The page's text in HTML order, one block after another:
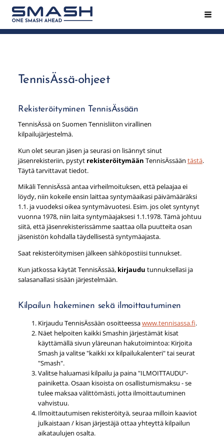
Siirry
sivun
sisältöön
Smash ry - Suomen suurin mailapeliseura
TennisÄssä-ohjeet
Rekisteröityminen TennisÄssään
TennisÄssä on Suomen Tennisliiton virallinen
kilpailujärjestelmä.
Kun olet seuran jäsen ja seurasi on lisännyt sinut
jäsenrekisteriin, pystytrekisteröitymään TennisÄssään tästä.
Täytä tarvittavat tiedot.
Mikäli TennisÄssä antaa virheilmoituksen, että pelaajaa ei
löydy, niin kokeile ensin laittaa syntymäaikasi päivämääräksi
1.1. ja vuodeksi oikea syntymävuotesi. Esim. jos olet syntynyt
vuonna 1978, niin laita syntymäajaksesi 1.1.1978. Tämä johtuu
siitä, että jäsenrekisterissämme saattaa olla puutteita osan
jäsenistön kohdalla täydellisestä syntymäajasta.
Saat rekisteröitymisen jälkeen sähköpostiisi tunnukset.
Kun jatkossa käytät TennisÄssää,kirjaudu tunnuksellasi ja
salasanallasi sisään järjestelmään.
Kilpailun hakeminen sekä ilmoittautuminen
Kirjaudu TennisÄssään osoitteessawww.tennisassa.fi.
Näet helpoiten kaikki Smashin järjestämät kisat
käyttämällä sivun yläreunan hakutoimintoa: Kirjoita
Smash ja valitse "kaikki xx kilpailukalenteri" tai seurat
"Smash".
Valitse haluamasi kilpailu ja paina "ILMOITTAUDU"-
painiketta. Osaan kisoista on osallistumismaksu - se
tulee maksaa välittömästi, jotta ilmoittautuminen
vahvistuu.
Ilmoittautumisen rekisteröityä, seuraa milloin kaaviot
julkaistaan / kisan järjestäjä ottaa yhteyttä kilpailun
aikataulujen osalta.